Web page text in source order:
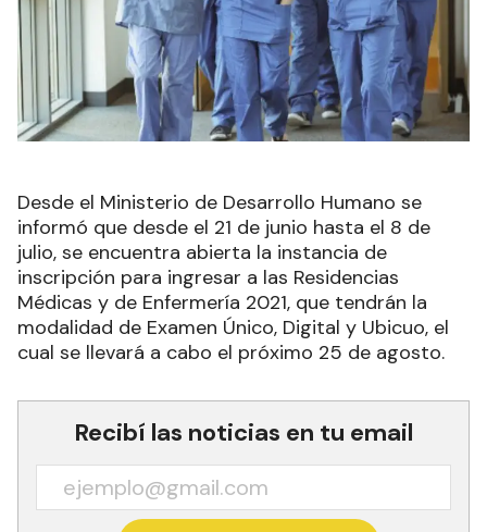
Desde el Ministerio de Desarrollo Humano se
informó que desde el 21 de junio hasta el 8 de
julio, se encuentra abierta la instancia de
inscripción para ingresar a las Residencias
Médicas y de Enfermería 2021, que tendrán la
modalidad de Examen Único, Digital y Ubicuo, el
cual se llevará a cabo el próximo 25 de agosto.
Recibí las noticias en tu email